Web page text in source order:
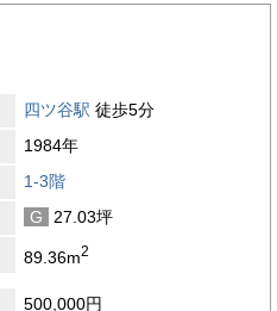
四ツ谷駅 徒歩5分
1984年
1-3階
G
27.03坪
89.36m2
500,000円